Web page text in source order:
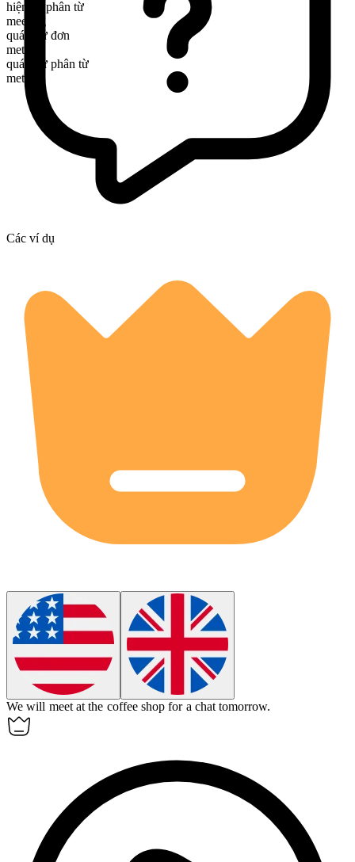
hiện tại phân từ
meeting
quá khứ đơn
met
quá khứ phân từ
met
Các ví dụ
We will meet at the coffee shop for a chat tomorrow.